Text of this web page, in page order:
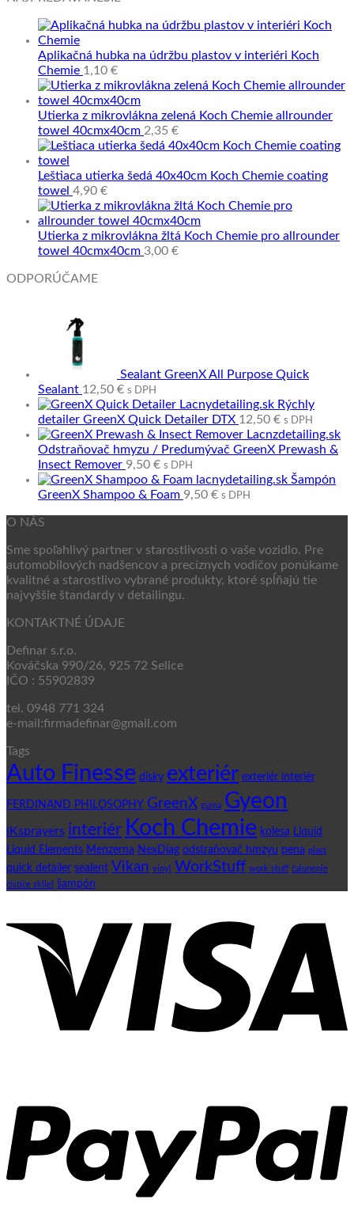
Aplikačná hubka na údržbu plastov v interiéri Koch
Chemie 1,10 €
Utierka z mikrovlákna zelená Koch Chemie allrounder
towel 40cmx40cm 2,35 €
Leštiaca utierka šedá 40x40cm Koch Chemie coating
towel 4,90 €
Utierka z mikrovlákna žltá Koch Chemie pro allrounder
towel 40cmx40cm 3,00 €
ODPORÚČAME
Sealant GreenX All Purpose Quick
Sealant 12,50 € s DPH
Rýchly
detailer GreenX Quick Detailer DTX 12,50 € s DPH
Odstraňovač hmyzu / Predumývač GreenX Prewash &
Insect Remover 9,50 € s DPH
Šampón
GreenX Shampoo & Foam 9,50 € s DPH
O NÁS
Sme spoľahlivý partner v starostlivosti o vaše vozidlo. Pre
automobilových nadšencov a precíznych vodičov ponúkame
kvalitné a starostlivo vybrané produkty, ktoré spĺňajú tie
najvyššie štandardy v detailingu.
KONTAKTNÉ ÚDAJE
Definar s.r.o.
Kováčska 990/26, 925 72 Selice
IČO : 55902839
tel. 0948 771 324
e-mail:firmadefinar@gmail.com
Tags
Auto Finesse disky exteriér exteriér interiér
FERDINAND PHILOSOPHY GreenX guma Gyeon
iKsprayers interiér Koch Chemie kolesa Liquid
Liquid Elements Menzerna NexDiag odstraňovač hmzyu pena plast
quick detailer sealent Vikan vinyl WorkStuff work stuff čalunenie
čističe skliel
šampón